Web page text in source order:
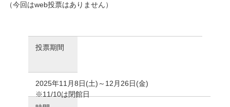
（今回はweb投票はありません）
投票期間
2025年11月8日(土)～12月26日(金)
※11/10は閉館日